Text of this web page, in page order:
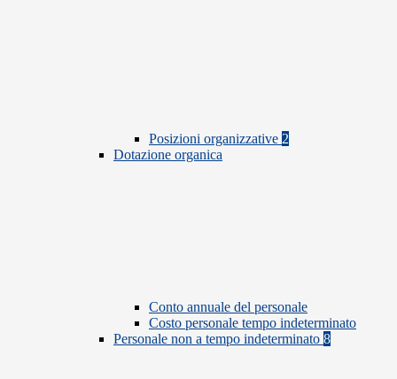
Posizioni organizzative 2
Dotazione organica
Conto annuale del personale
Costo personale tempo indeterminato
Personale non a tempo indeterminato 8